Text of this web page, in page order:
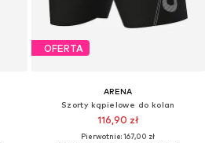
OFERTA
ARENA
Szorty kąpielowe do kolan
116,90 zł
Pierwotnie: 167,00 zł